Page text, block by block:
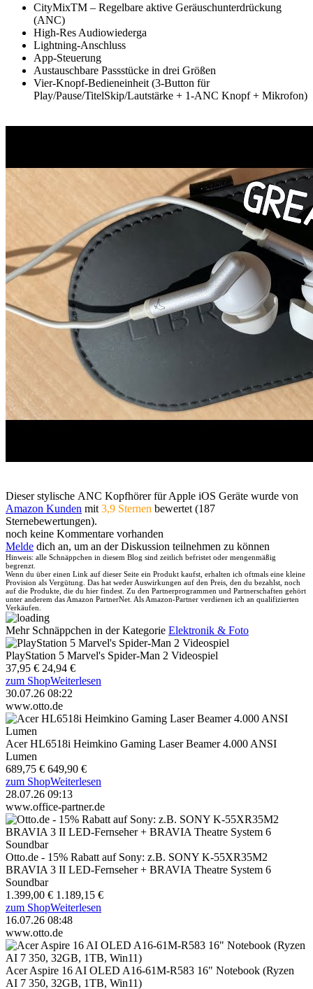
CityMixTM – Regelbare aktive Geräuschunterdrückung
(ANC)
High-Res Audiowiederga
Lightning-Anschluss
App-Steuerung
Austauschbare Passstücke in drei Größen
Vier-Knopf-Bedieneinheit (3-Button für
Play/Pause/TitelSkip/Lautstärke + 1-ANC Knopf + Mikrofon)
Dieser stylische ANC Kopfhörer für Apple iOS Geräte wurde von
Amazon Kunden mit 3,9 Sternen bewertet (187
Sternebewertungen).
noch keine Kommentare vorhanden
Melde dich an, um an der Diskussion teilnehmen zu können
Hinweis: alle Schnäppchen in diesem Blog sind zeitlich befristet oder mengenmäßig
begrenzt.
Wenn du über einen Link auf dieser Seite ein Produkt kaufst, erhalten ich oftmals eine kleine
Provision als Vergütung. Das hat weder Auswirkungen auf den Preis, den du bezahlst, noch
auf die Produkte, die du hier findest. Zu den Partnerprogrammen und Partnerschaften gehört
unter anderem das Amazon PartnerNet. Als Amazon-Partner verdienen ich an qualifizierten
Verkäufen.
Mehr Schnäppchen in der Kategorie Elektronik & Foto
PlayStation 5 Marvel's Spider-Man 2 Videospiel
37,95 € 24,94 €
zum ShopWeiterlesen
30.07.26 08:22
www.otto.de
Acer HL6518i Heimkino Gaming Laser Beamer 4.000 ANSI
Lumen
689,75 € 649,90 €
zum ShopWeiterlesen
28.07.26 09:13
www.office-partner.de
Otto.de - 15% Rabatt auf Sony: z.B. SONY K-55XR35M2
BRAVIA 3 II LED-Fernseher + BRAVIA Theatre System 6
Soundbar
1.399,00 € 1.189,15 €
zum ShopWeiterlesen
16.07.26 08:48
www.otto.de
Acer Aspire 16 AI OLED A16-61M-R583 16" Notebook (Ryzen
AI 7 350, 32GB, 1TB, Win11)